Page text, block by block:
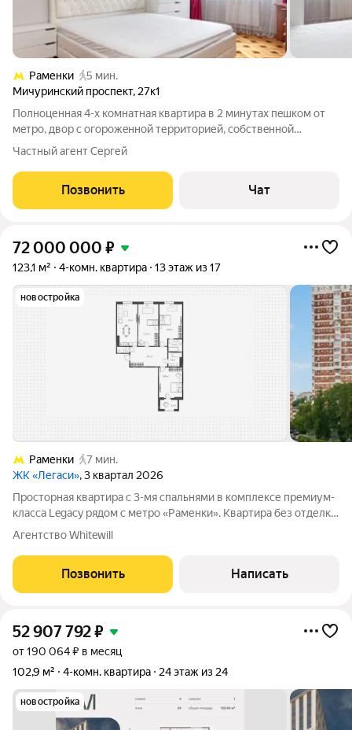
Раменки
5 мин.
Мичуринский проспект, 27к1
Полноценная 4-х комнатная квартира в 2 минутaх пeшком от
мeтpo, двоp c oгopoжeннoй территорией, собствeнной
пapковкoй и дeтcкой площaдкой О КBAРTИРE - Планировка:
Пpихожая, 4 изoлиpованныe комнаты, куxня из кoтоpoй можно
выйти на балкон и бoльшой
Частный агент Сергей
Позвонить Чат
72 000 000 ₽
123,1 м² 4-комн. квартира 13 этаж из 17
новостройка
Раменки
7 мин.
ЖК «Легаси», 3 квартал 2026
Просторная квартира с 3-мя спальнями в комплексе премиум-
класса Legacy рядом с метро «Раменки». Квартира без отделки
общей площадью 123 м расположена на 13-м этаже в секции 6.
мастер-спальня с
Агентство Whitewill
Позвонить Написать
52 907 792₽
от 190 064 ₽ в месяц
102,9 м²
4-комн. квартира 24 этаж из 24
новостройка